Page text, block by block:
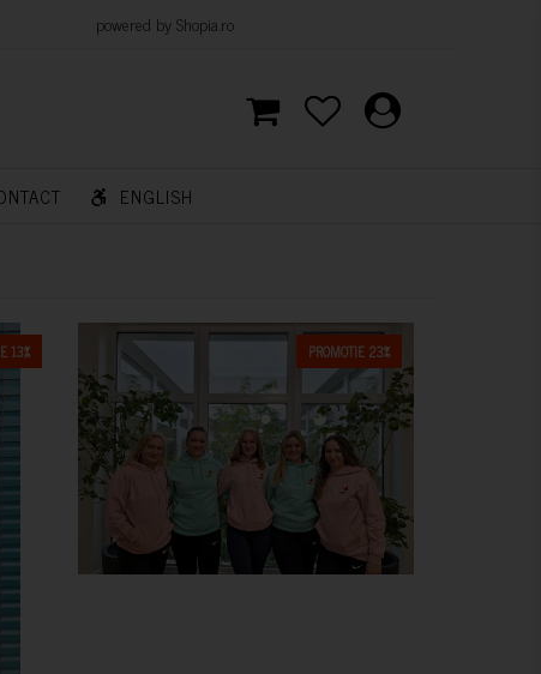
by Shopia.ro
ENGLISH
13% PROMOTIE 23%
CUMPARA